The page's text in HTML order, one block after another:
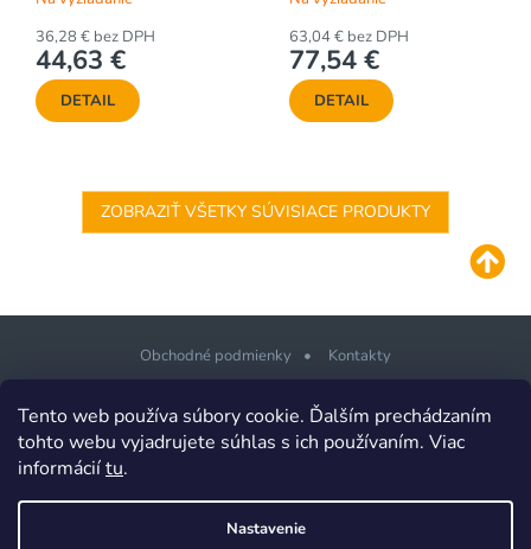
Tento web používa súbory cookie. Ďalším prechádzaním
tohto webu vyjadrujete súhlas s ich používaním. Viac
informáciítu.
Nastavenie
PANTANET® (250 ks /
bal.)
36,28 € bez DPH
44,63 €
DETAIL
63,04 € bez DPH
77,54 €
DETAIL
ZOBRAZIŤ VŠETKY SÚVISIACE PRODUKTY
Obchodné podmienky Kontakty
Copyright 2026
práva vyhradené.
Design šablony vytvořilShoptetak.cz